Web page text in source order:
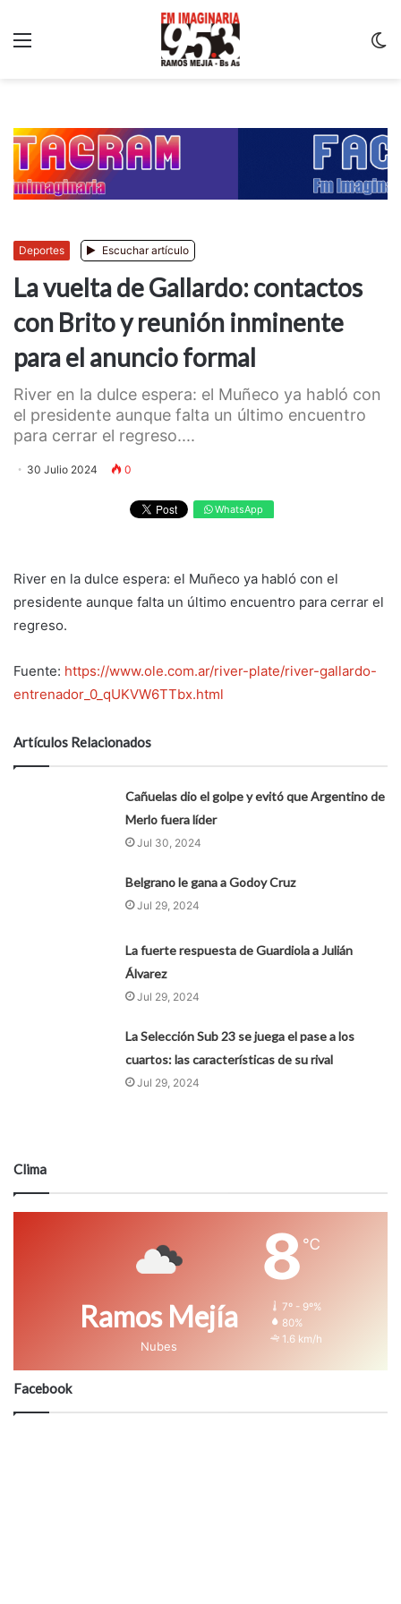
Deportes Escuchar artículo
La vuelta de Gallardo: contactos
con Brito y reunión inminente
para el anuncio formal
River en la dulce espera: el Muñeco ya habló con
el presidente aunque falta un último encuentro
para cerrar el regreso....
30 Julio 2024 0
WhatsApp
River en la dulce espera: el Muñeco ya habló con el
presidente aunque falta un último encuentro para cerrar el
regreso.
Fuente: https://www.ole.com.ar/river-plate/river-gallardo-
entrenador_0_qUKVW6TTbx.html
Artículos Relacionados
Cañuelas dio el golpe y evitó que Argentino de
Merlo fuera líder
Jul 30, 2024
Belgrano le gana a Godoy Cruz
Jul 29, 2024
La fuerte respuesta de Guardiola a Julián
Álvarez
Jul 29, 2024
La Selección Sub 23 se juega el pase a los
cuartos: las características de su rival
Jul 29, 2024
Clima
Ramos Mejía
Nubes
8 ℃
7º - 9º%
80%
1.6 km/h
Facebook